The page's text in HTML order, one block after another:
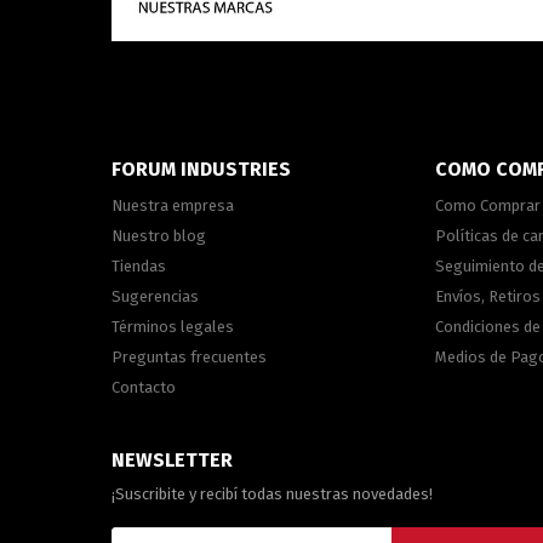
FORUM INDUSTRIES
Nuestra empresa
Nuestro blog
Tiendas
Sugerencias
Términos legales
Preguntas frecuentes
Contacto
COMO
Como Comprar
Políticas de
Seguimiento
Envíos,
Condiciones
Medios de
NEWSLETTER
¡Suscribite y recibí todas nuestras novedades!